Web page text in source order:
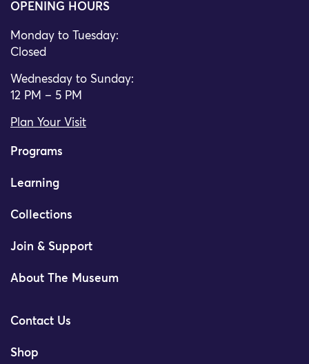
OPENING HOURS
Monday to Tuesday:
Closed
Wednesday to Sunday:
12 PM – 5 PM
Plan Your Visit
Programs
Learning
Collections
Join & Support
About The Museum
Contact Us
Shop